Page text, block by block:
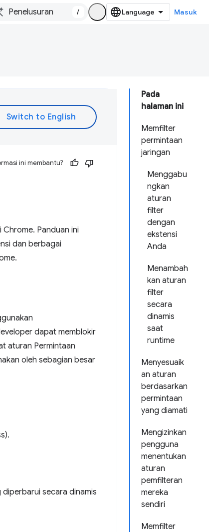
/ Masuk
Pada
halaman ini
Memfilter
permintaan
jaringan
Menggabu
ngkan
aturan
filter
dengan
ekstensi
Anda
Menambah
kan aturan
filter
secara
dinamis
saat
runtime
Menyesuaik
an aturan
berdasarkan
permintaan
yang diamati
Mengizinkan
pengguna
menentukan
aturan
pemfilteran
mereka
sendiri
Memfilter
ini membantu?
Panduan ini
dan berbagai
dapat memblokir
aturan Permintaan
oleh sebagian besar
secara dinamis